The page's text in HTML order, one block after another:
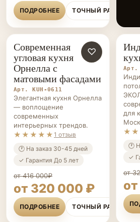
ПОДРОБНЕЕ ТОЧНЫЙ РАСЧЁТ
КУХНИ НА ЗАКАЗ ♡
Современная
угловая кухня
Орнелла с
матовыми фасадами
Арт. KUH-0611
Элегантная кухня Орнелла
— воплощение
современных
интерьерных трендов.
★★★★★ 1 отзыв
🕐 На заказ 30-45 дней
✓ Гарантия До 5 лет
от 416 000₽
от 320 000 ₽
ПОДРОБНЕЕ ТОЧНЫЙ РАСЧЁТ
Арт.
для
🕐
✓
от